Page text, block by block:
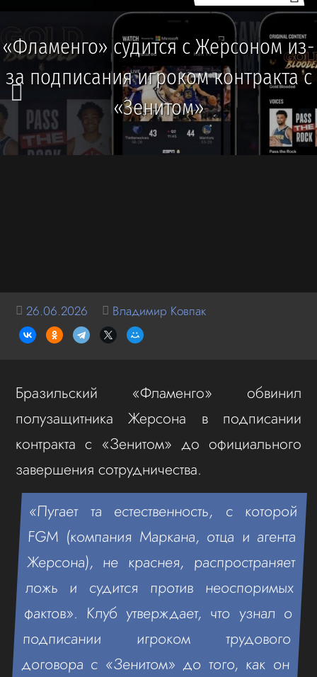
«Фламенго» судится с Жерсоном из-
за подписания игроком контракта с
«Зенитом»
26.06.2026 Владимир Ковпак
Бразильский «Фламенго» обвинил
полузащитника Жерсона в подписании
контракта с «Зенитом» до официального
завершения сотрудничества.
«Пугает та естественность, с которой
FGM (компания Маркана, отца и агента
Жерсона), не краснея, распространяет
ложь и судится против неоспоримых
фактов». Клуб утверждает, что узнал о
подписании игроком трудового
договора с «Зенитом» до того, как он